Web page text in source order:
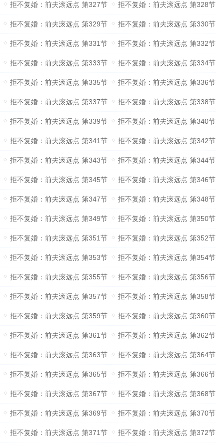
拒不复婚：前夫滚远点 第327节 拒不复婚：前夫滚远点 第328节
拒不复婚：前夫滚远点 第329节 拒不复婚：前夫滚远点 第330节
拒不复婚：前夫滚远点 第331节 拒不复婚：前夫滚远点 第332节
拒不复婚：前夫滚远点 第333节 拒不复婚：前夫滚远点 第334节
拒不复婚：前夫滚远点 第335节 拒不复婚：前夫滚远点 第336节
拒不复婚：前夫滚远点 第337节 拒不复婚：前夫滚远点 第338节
拒不复婚：前夫滚远点 第339节 拒不复婚：前夫滚远点 第340节
拒不复婚：前夫滚远点 第341节 拒不复婚：前夫滚远点 第342节
拒不复婚：前夫滚远点 第343节 拒不复婚：前夫滚远点 第344节
拒不复婚：前夫滚远点 第345节 拒不复婚：前夫滚远点 第346节
拒不复婚：前夫滚远点 第347节 拒不复婚：前夫滚远点 第348节
拒不复婚：前夫滚远点 第349节 拒不复婚：前夫滚远点 第350节
拒不复婚：前夫滚远点 第351节 拒不复婚：前夫滚远点 第352节
拒不复婚：前夫滚远点 第353节 拒不复婚：前夫滚远点 第354节
拒不复婚：前夫滚远点 第355节 拒不复婚：前夫滚远点 第356节
拒不复婚：前夫滚远点 第357节 拒不复婚：前夫滚远点 第358节
拒不复婚：前夫滚远点 第359节 拒不复婚：前夫滚远点 第360节
拒不复婚：前夫滚远点 第361节 拒不复婚：前夫滚远点 第362节
拒不复婚：前夫滚远点 第363节 拒不复婚：前夫滚远点 第364节
拒不复婚：前夫滚远点 第365节 拒不复婚：前夫滚远点 第366节
拒不复婚：前夫滚远点 第367节 拒不复婚：前夫滚远点 第368节
拒不复婚：前夫滚远点 第369节 拒不复婚：前夫滚远点 第370节
拒不复婚：前夫滚远点 第371节 拒不复婚：前夫滚远点 第372节